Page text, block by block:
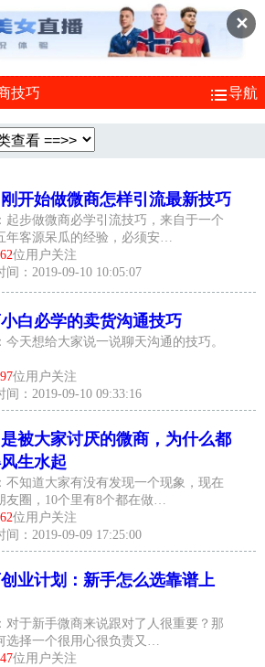
✕
技巧 导航
开始做微商怎样引流最新技巧
起步做微商必学引流技巧，来自于一个
年客源呆瓜的经验，必须安…
位用户关注
间：2019-09-10 10:05:07
白必学的卖货沟通技巧
今天想给大家说一说聊天沟通的技巧。
位用户关注
间：2019-09-10 09:33:16
被大家讨厌的微商，为什么都
生水起
不知道大家有没有发现一个现象，现在
友圈，10个里有8个都在做…
位用户关注
间：2019-09-09 17:25:00
业计划：新手怎么选靠谱上
对于新手微商来说跟对了人很重要？那
选择一个很用心很负责又…
位用户关注